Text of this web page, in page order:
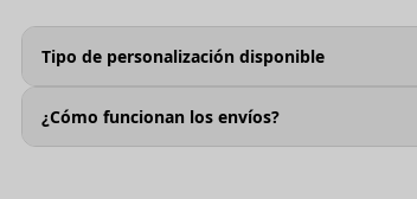
Tipo de personalización disponible
¿Cómo funcionan los envíos?